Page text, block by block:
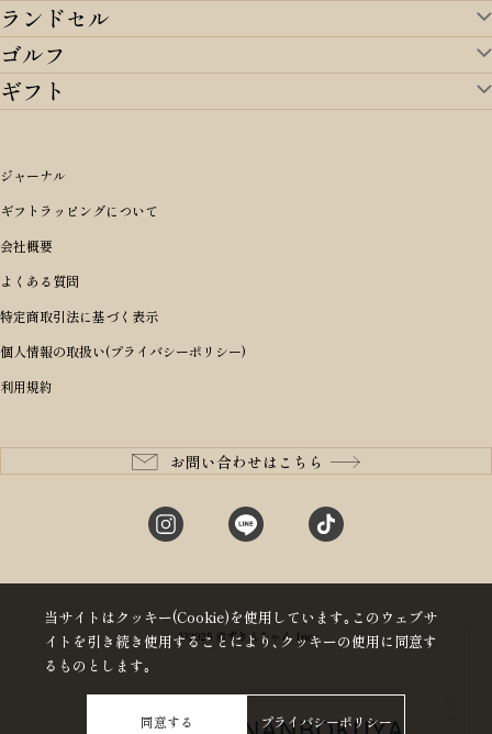
バッグ・財布TOP
すべてを見る
アイテムから選ぶ
リュックサック・デイパック・バックパック
ショルダーバッグ
ボディバッグ・ウエストバッグ
長財布
二つ折り財布
三つ折り財布
コインケース・小銭入れ
m＋ エムピウ
PORTER 吉田カバン ポーター
BRIEFING ブリーフィング
Dakota ダコタ
CLEDRAN クレドラン
aniary アニアリ
CIE シー
StitchandSew ステッチアンドソー
ランドセル
ランドセルTOP
すべてを見る
オリジナルランドセル
女の子ランドセル
男の子ランドセル
ランドセル小物・その他
レッド
ピンク
パープル(ラベンダー)
キャメル
ブルー・ネイビー
価格から選ぶ
〜49,999円
50,000円〜59,999円
60,000円〜69,999円
70,000円〜79,999円
80,000円〜
ゴルフ
ゴルフTOP
アイテムから選ぶ
キャディバッグ
ヘッドカバー
ゴルフ小物
ゴルフウェア/アクセサリー
ブランドから選ぶ
BRIEFING ブリーフィング
master-piece マスターピース
JONES ジョーンズ
木の庄帆布
ギフト
シーンから探す
誕生日
結婚祝い
出産祝い
入学・進学祝い
成人祝い
就職・栄転祝い
長寿・還暦祝い
性別・年齢から探す
男性向け
女性向け
10代
20代
30代
予算から探す
〜4,999円
5,000円〜9,999円
10,000円〜19,999円
20,000円〜29,999円
ジャーナル
ギフトラッピングについて
会社概要
よくある質問
特定商取引法に基づく表示
個人情報の取扱い(プライバシーポリシー)
利用規約
お問い合わせはこちら
©2025 赤ずきんちゃん Inc
当サイトはクッキー(Cookie)を使用しています｡このウェブサ
イトを引き続き使用することにより､クッキーの使用に同意す
るものとします｡
同意する プライバシーポリシー